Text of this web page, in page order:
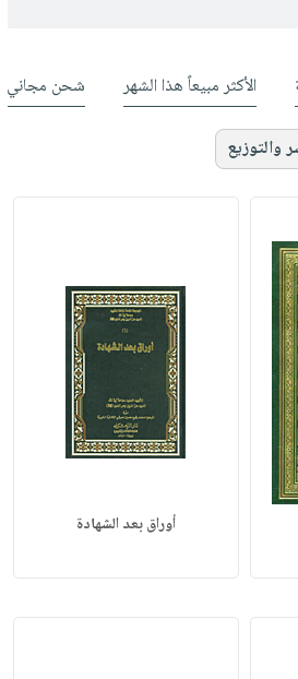
الأكثر مبيعاً هذا الشهر شحن مجاني
والتوزيع
أوراق بعد الشهادة